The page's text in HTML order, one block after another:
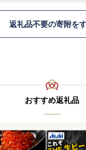
返礼品不要の寄附を
おすすめ返礼品